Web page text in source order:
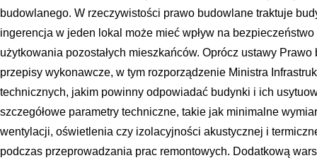
budowlanego. W rzeczywistości prawo budowlane traktuje
ingerencja w jeden lokal może mieć wpływ na
użytkowania pozostałych mieszkańców. Oprócz ustawy
przepisy wykonawcze, w tym rozporządzenie Ministra
technicznych, jakim powinny odpowiadać budynki i ich
szczegółowe parametry techniczne, takie jak minimalne
wentylacji, oświetlenia czy izolacyjności akustycznej i
podczas przeprowadzania prac remontowych. Dodatkową